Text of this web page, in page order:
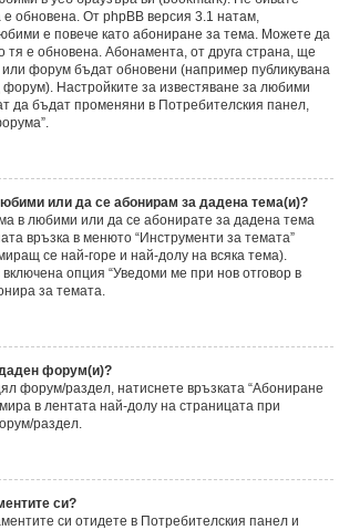
е обновена. От phpBB версия 3.1 натам,
е повече като абониране за тема. Можете да
тя е обновена. Абонамента, от друга страна, ще
или форум бъдат обновени (например публикувана
Настройките за известяване за любими
да бъдат променяни в Потребителския панел,
или да се абонирам за дадена тема(и)?
в любими или да се абонирате за дадена тема
връзка в менюто “Инструменти за темата”
се най-горе и най-долу на всяка тема).
опция “Уведоми ме при нов отговор в
за темата.
форум(и)?
форум/раздел, натиснете връзката “Абониране
в лентата най-долу на страницата при
раздел.
си?
си отидете в Потребителския панел и